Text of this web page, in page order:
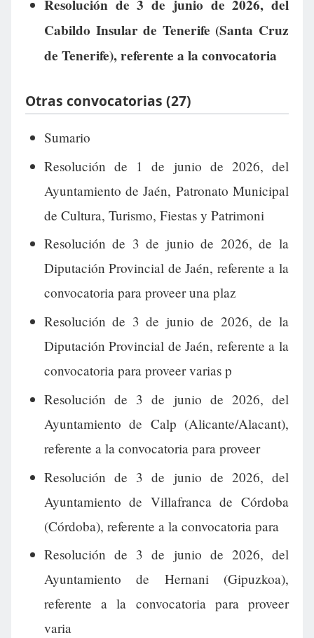
Resolución de 3 de junio de 2026, del
Cabildo Insular de Tenerife (Santa Cruz
de Tenerife), referente a la convocatoria
Otras convocatorias (27)
Sumario
Resolución de 1 de junio de 2026, del
Ayuntamiento de Jaén, Patronato Municipal
de Cultura, Turismo, Fiestas y Patrimoni
Resolución de 3 de junio de 2026, de la
Diputación Provincial de Jaén, referente a la
convocatoria para proveer una plaz
Resolución de 3 de junio de 2026, de la
Diputación Provincial de Jaén, referente a la
convocatoria para proveer varias p
Resolución de 3 de junio de 2026, del
Ayuntamiento de Calp (Alicante/Alacant),
referente a la convocatoria para proveer
Resolución de 3 de junio de 2026, del
Ayuntamiento de Villafranca de Córdoba
(Córdoba), referente a la convocatoria para
Resolución de 3 de junio de 2026, del
Ayuntamiento de Hernani (Gipuzkoa),
referente a la convocatoria para proveer
varia